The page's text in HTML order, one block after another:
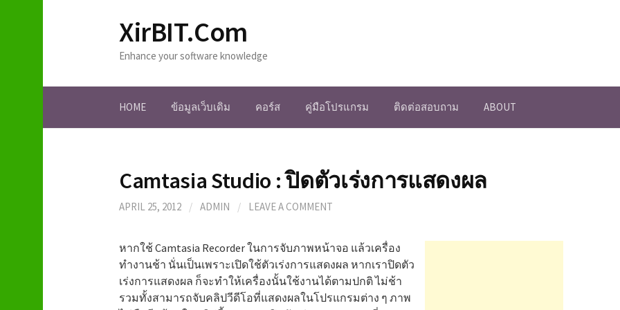
o
XirBIT.Com
Enhance your software knowledge
HOME ข้อมูลเว็บเดิม คอร์ส คู่มือโปรแกรม ติดต่อสอบถาม ABOUT
Camtasia Studio : ปิดตัวเร่งการแสดงผล
APRIL 25, 2012 / ADMIN / LEAVE A COMMENT
หากใช้ Camtasia Recorder ในการจับภาพหน้าจอ แล้วเครื่อง
ทำงานช้า นั่นเป็นเพราะเปิดใช้ตัวเร่งการแสดงผล หากเราปิดตัว
เร่งการแสดงผล ก็จะทำให้เครื่องนั้นใช้งานได้ตามปกติ ไม่ช้า
รวมทั้งสามารถจับคลิปวีดีโอที่แสดงผลในโปรแกรมต่าง ๆ ภาพ